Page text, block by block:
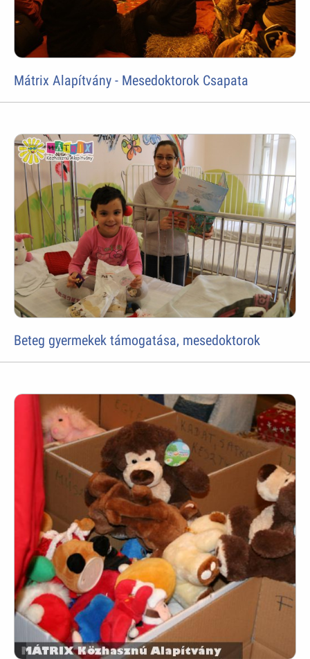
Mátrix Alapítvány - Mesedoktorok Csapata
Beteg gyermekek támogatása, mesedoktorok